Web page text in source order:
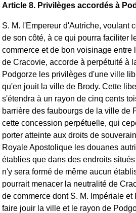
Article 8. Privilèges accordés à
S. M. l'Empereur d'Autriche, voulant
de son côté, à ce qui pourra faciliter
commerce et de bon voisinage
de Cracovie, accorde à perpétuité à
Podgorze les privilèges d'une ville
qu'en jouit la ville de Brody. Cette
s'étendra à un rayon de cinq cents
barrière des faubourgs de la ville de
cette concession perpétuelle, qui
porter atteinte aux droits de
Royale Apostolique les douanes
établies que dans des endroits situés
n'y sera formé de même aucun
pourrait menacer la neutralité de
de commerce dont S. M. Impériale
faire jouir la ville et le rayon de